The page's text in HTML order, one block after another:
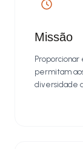
Missão
permitam
diversidade